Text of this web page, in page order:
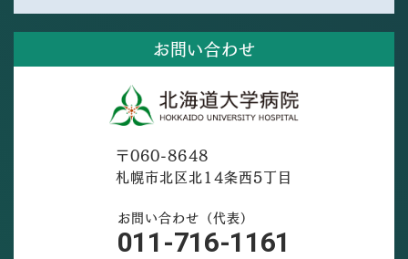
お問い合わせ
〒060-8648
札幌市北区北14条西5丁目
お問い合わせ（代表）
011-716-1161